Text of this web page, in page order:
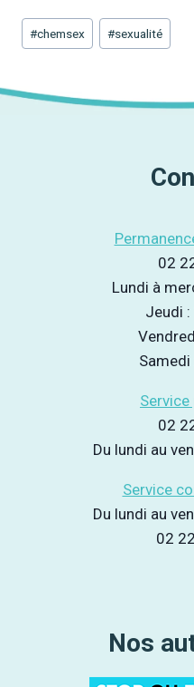
Étiquettes
de
publication :
#chemsex #sexualité
02
Lundi à
Jeudi
02
Du lundi au
Service
Du lundi au
02
Nos